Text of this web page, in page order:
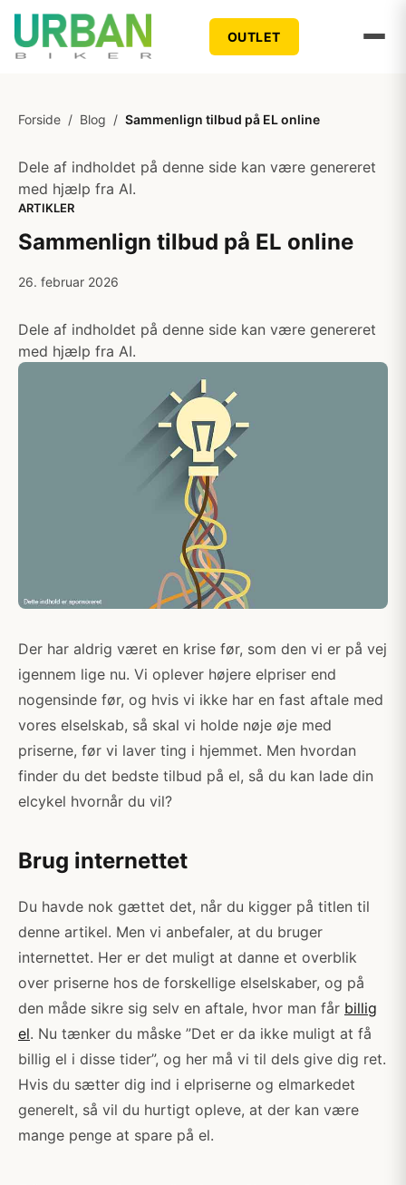
OUTLET
Forside / Blog / Sammenlign tilbud på EL online
Dele af indholdet på denne side kan være genereret
med hjælp fra AI.
ARTIKLER
Sammenlign tilbud på EL online
26. februar 2026
Dele af indholdet på denne side kan være genereret
med hjælp fra AI.
Der har aldrig været en krise før, som den vi er på vej
igennem lige nu. Vi oplever højere elpriser end
nogensinde før, og hvis vi ikke har en fast aftale med
vores elselskab, så skal vi holde nøje øje med
priserne, før vi laver ting i hjemmet. Men hvordan
finder du det bedste tilbud på el, så du kan lade din
elcykel hvornår du vil?
Brug internettet
Du havde nok gættet det, når du kigger på titlen til
denne artikel. Men vi anbefaler, at du bruger
internettet. Her er det muligt at danne et overblik
over priserne hos de forskellige elselskaber, og på
den måde sikre sig selv en aftale, hvor man får billig
el. Nu tænker du måske ”Det er da ikke muligt at få
billig el i disse tider”, og her må vi til dels give dig ret.
Hvis du sætter dig ind i elpriserne og elmarkedet
generelt, så vil du hurtigt opleve, at der kan være
mange penge at spare på el.